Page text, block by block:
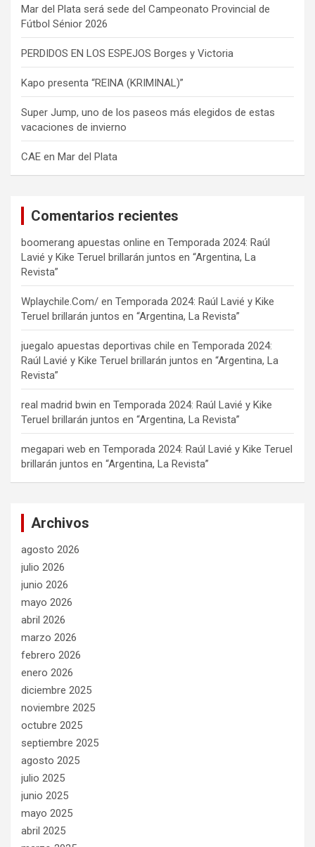
Mar del Plata será sede del Campeonato Provincial de
Fútbol Sénior 2026
PERDIDOS EN LOS ESPEJOS Borges y Victoria
Kapo presenta “REINA (KRIMINAL)”
Super Jump, uno de los paseos más elegidos de estas
vacaciones de invierno
CAE en Mar del Plata
Comentarios recientes
boomerang apuestas online en Temporada 2024: Raúl
Lavié y Kike Teruel brillarán juntos en “Argentina, La
Revista”
Wplaychile.Com/ en Temporada 2024: Raúl Lavié y Kike
Teruel brillarán juntos en “Argentina, La Revista”
juegalo apuestas deportivas chile en Temporada 2024:
Raúl Lavié y Kike Teruel brillarán juntos en “Argentina, La
Revista”
real madrid bwin en Temporada 2024: Raúl Lavié y Kike
Teruel brillarán juntos en “Argentina, La Revista”
megapari web en Temporada 2024: Raúl Lavié y Kike Teruel
brillarán juntos en “Argentina, La Revista”
Archivos
agosto 2026
julio 2026
junio 2026
mayo 2026
abril 2026
marzo 2026
febrero 2026
enero 2026
diciembre 2025
noviembre 2025
octubre 2025
septiembre 2025
agosto 2025
julio 2025
junio 2025
mayo 2025
abril 2025